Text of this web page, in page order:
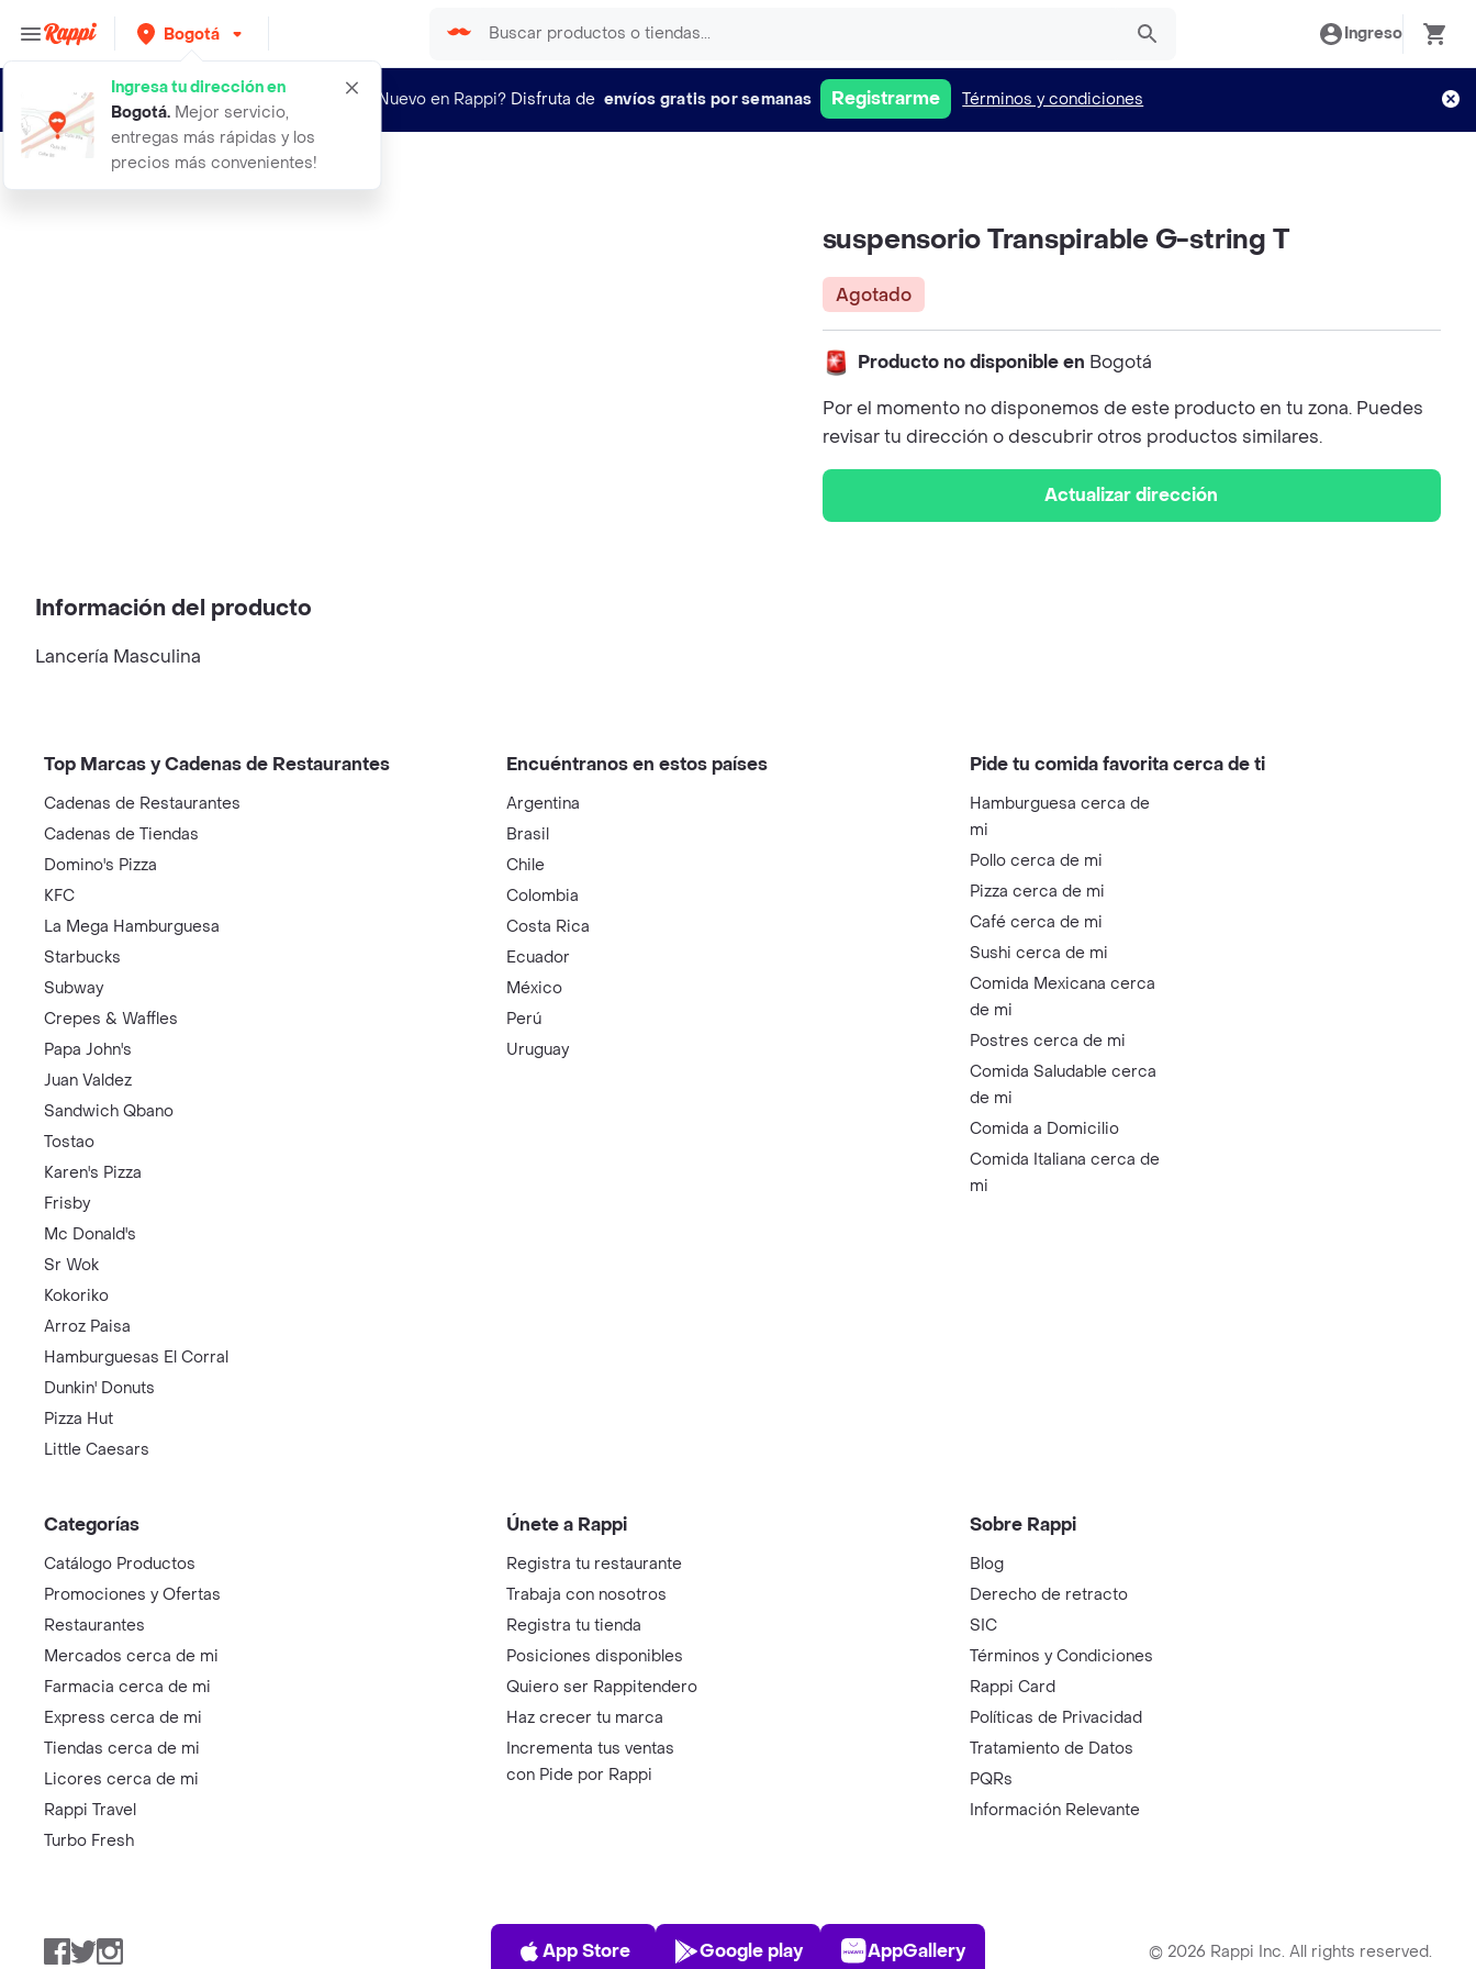
Bogotá
Ingresa tu dirección en
Bogotá. Mejor servicio,
entregas más rápidas y los
precios más convenientes!
Ingreso
¿Nuevo en Rappi? Disfruta de envíos gratis por semanas Registrarme Términos y condiciones
suspensorio transpirable g string t
suspensorio Transpirable G-string T
Agotado
Producto no disponible en Bogotá
Por el momento no disponemos de este producto en tu zona. Puedes
revisar tu dirección o descubrir otros productos similares.
Actualizar dirección
Información del producto
Lancería Masculina
Top Marcas y Cadenas de Restaurantes
Cadenas de Restaurantes
Cadenas de Tiendas
Domino's Pizza
KFC
La Mega Hamburguesa
Starbucks
Subway
Crepes & Waffles
Papa John's
Juan Valdez
Sandwich Qbano
Tostao
Karen's Pizza
Frisby
Mc Donald's
Sr Wok
Kokoriko
Arroz Paisa
Hamburguesas El Corral
Dunkin' Donuts
Pizza Hut
Little Caesars
Encuéntranos en estos países
Argentina
Brasil
Chile
Colombia
Costa Rica
Ecuador
México
Perú
Uruguay
Pide tu comida favorita cerca de ti
Hamburguesa cerca de
mi
Pollo cerca de mi
Pizza cerca de mi
Café cerca de mi
Sushi cerca de mi
Comida Mexicana cerca
de mi
Postres cerca de mi
Comida Saludable cerca
de mi
Comida a Domicilio
Comida Italiana cerca de
mi
Categorías
Catálogo Productos
Promociones y Ofertas
Restaurantes
Mercados cerca de mi
Farmacia cerca de mi
Express cerca de mi
Tiendas cerca de mi
Licores cerca de mi
Rappi Travel
Turbo Fresh
Únete a Rappi
Registra tu restaurante
Trabaja con nosotros
Registra tu tienda
Posiciones disponibles
Quiero ser Rappitendero
Haz crecer tu marca
Incrementa tus ventas
con Pide por Rappi
Sobre Rappi
Blog
Derecho de retracto
SIC
Términos y Condiciones
Rappi Card
Políticas de Privacidad
Tratamiento de Datos
PQRs
Información Relevante
Facebook
TwitterInstagram
App Store
App Store
Play Store
Google play
AppGallery
AppGallery © 2026 Rappi Inc. All rights reserved.